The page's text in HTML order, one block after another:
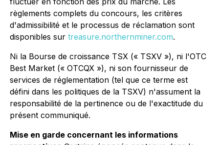
règlements complets du concours, les critères
d'admissibilité et le processus de réclamation sont
disponibles sur treasure.northernminer.com.
Ni la Bourse de croissance TSX (« TSXV »), ni l'OTC
Best Market (« OTCQX »), ni son fournisseur de
services de réglementation (tel que ce terme est
défini dans les politiques de la TSXV) n'assument la
responsabilité de la pertinence ou de l'exactitude du
présent communiqué.
Mise en garde concernant les informations